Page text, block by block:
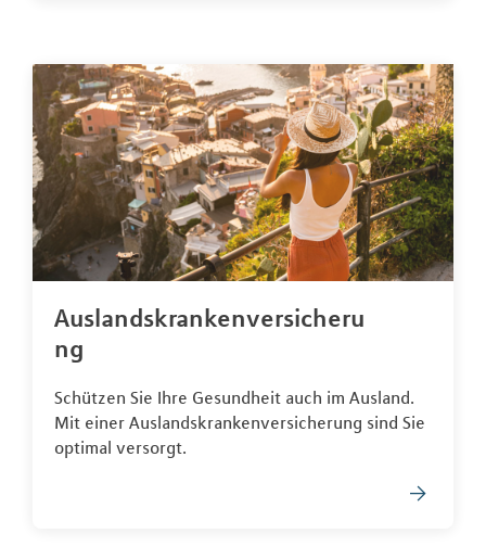
Auslandskrankenversicheru
ng
Schützen Sie Ihre Gesundheit auch im Ausland.
Mit einer Auslandskrankenversicherung sind Sie
optimal versorgt.